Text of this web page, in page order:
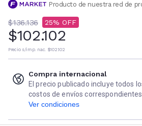
Producto de nuestra red de
$136.136 25
$102.102
Precio s/imp. nac. $102.102
Compra internacional
El precio publicado incluye todos
costos de envíos correspondientes
Ver condiciones